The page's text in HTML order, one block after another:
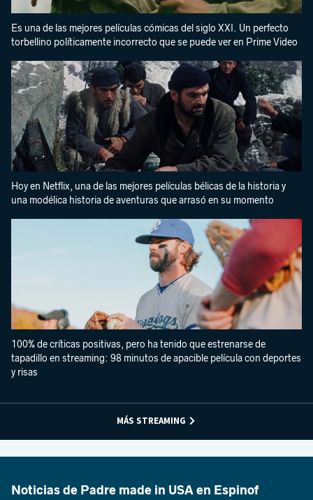
Es una de las mejores películas cómicas del siglo XXI. Un perfecto
torbellino políticamente incorrecto que se puede ver en Prime Video
Hoy en Netflix, una de las mejores películas bélicas de la historia y
una modélica historia de aventuras que arrasó en su momento
100% de críticas positivas, pero ha tenido que estrenarse de
tapadillo en streaming: 98 minutos de apacible película con deportes
y risas
MÁS STREAMING
Noticias de Padre made in USA en Espinof